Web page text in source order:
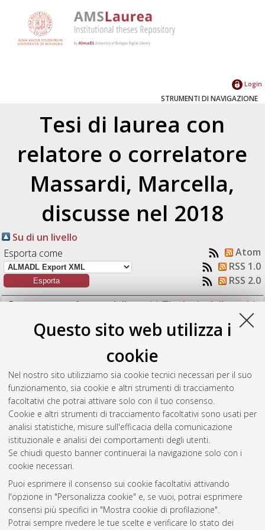
Questo sito web utilizza i
cookie
Nel nostro sito utilizziamo sia cookie tecnici necessari per il suo
funzionamento, sia cookie e altri strumenti di tracciamento
facoltativi che potrai attivare solo con il tuo consenso.
Cookie e altri strumenti di tracciamento facoltativi sono usati per
analisi statistiche, misure sull'efficacia della comunicazione
istituzionale e analisi dei comportamenti degli utenti.
Se chiudi questo banner continuerai la navigazione solo con i
cookie necessari.
Puoi esprimere il consenso sui cookie facoltativi attivando
l'opzione in "Personalizza cookie" e, se vuoi, potrai esprimere
consensi più specifici in "Mostra cookie di profilazione".
Potrai sempre rivedere le tue scelte e verificare lo stato dei
Login
STRUMENTI DI NAVIGAZIONE
Tesi di laurea con
relatore o correlatore
Massardi, Marcella,
discusse nel 2018
Su di un livello
Esporta come
Atom
RSS 1.0
RSS 2.0
Raggruppa per:Autore della tesi|Tipologia della tesi|
redshift galaxies hosting obscured AGN in the CDF-S.[Laurea
magistrale], Università di Bologna, Corso di Studio in
Astrofisica e cosmologia [LM-DM270]
Questa lista e' stata generata ilMon Aug 10 11:02:48 2026
CEST
Atom
Rss 1.0
Rss 2.0